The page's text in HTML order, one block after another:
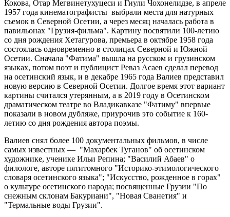
Кокова, Отар Мегвинетухуцеси и Гиули Чохонелидзе, в апреле
1957 года кинематографисты выбрали места для натурных
съемок в Северной Осетии, а через месяц началась работа в
павильонах "Грузия-фильма". Картину посвятили 100-летию
со дня рождения Хетагурова, премьера в октябре 1958 года
состоялась одновременно в столицах Северной и Южной
Осетии. Сначала "Фатима" вышла на русском и грузинском
языках, потом поэт и публицист Реваз Асаев сделал перевод
на осетинский язык, и в декабре 1965 года Валиев представил
новую версию в Северной Осетии. Долгое время этот вариант
картины считался утерянным, а в 2019 году в Осетинском
драматическом театре во Владикавказе "Фатиму" впервые
показали в новом дубляже, приурочив это событие к 160-
летию со дня рождения автора поэмы.
Валиев снял более 100 документальных фильмов, в числе
самых известных — "Махарбек Туганов" об осетинском
художнике, ученике Ильи Репина; "Василий Абаев" о
филологе, авторе пятитомного "Историко-этимологического
словаря осетинского языка"; "Искусство, рожденное в горах"
о культуре осетинского народа; посвященные Грузии "По
снежным склонам Бакуриани", "Новая Сванетия" и
"Термальные воды Грузии".